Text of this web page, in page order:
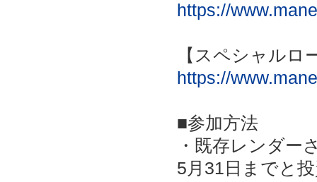
https://
【スペシャルロ
https://
■参加方法
・既存レンダー
5月31日までと